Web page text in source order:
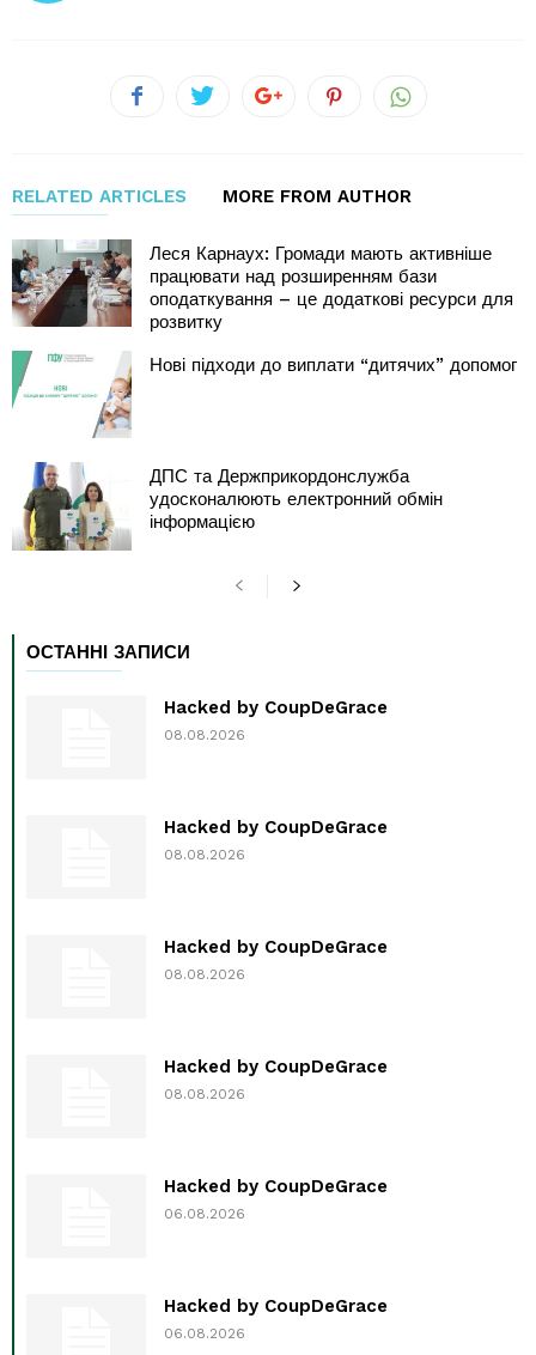
RELATED ARTICLES MORE FROM AUTHOR
Леся Карнаух: Громади мають активніше
працювати над розширенням бази
оподаткування – це додаткові ресурси для
розвитку
Нові підходи до виплати “дитячих” допомог
ДПС та Держприкордонслужба
удосконалюють електронний обмін
інформацією
ОСТАННІ ЗАПИСИ
Hacked by CoupDeGrace
08.08.2026
Hacked by CoupDeGrace
08.08.2026
Hacked by CoupDeGrace
08.08.2026
Hacked by CoupDeGrace
08.08.2026
Hacked by CoupDeGrace
06.08.2026
Hacked by CoupDeGrace
06.08.2026